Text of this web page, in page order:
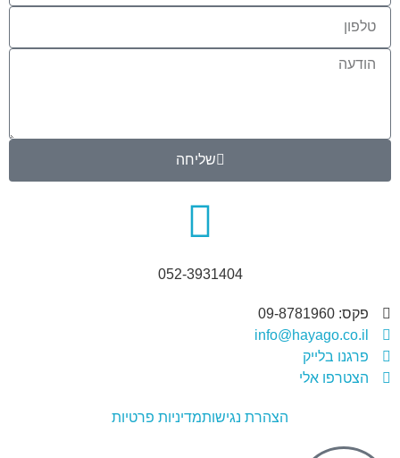
שליחה
052-3931404
פקס: 09-8781960
info@hayago.co.il
פרגנו בלייק
הצטרפו אלי
הצהרת נגישותמדיניות פרטיות